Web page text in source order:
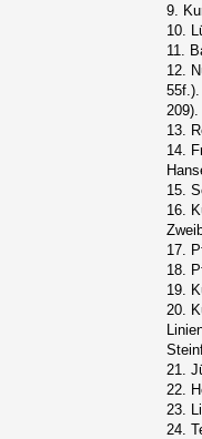
9.
10.
11.
12.
13.
14.
15.
16.
17.
18.
19.
20.
21.
22.
23.
24.